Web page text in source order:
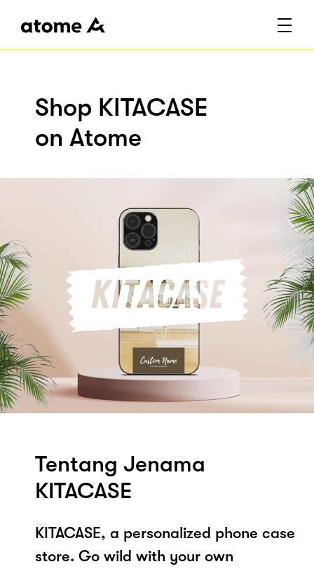
Shop KITACASE
on Atome
Tentang Jenama
KITACASE
KITACASE, a personalized phone case
store. Go wild with your own